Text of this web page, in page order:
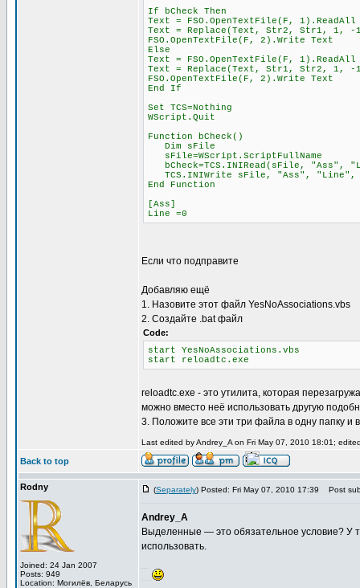
If bCheck Then
Text = FSO.OpenTextFile(F, 1).ReadAll
Text = Replace(Text, Str2, Str1, 1, -
FSO.OpenTextFile(F, 2).Write Text
Else
Text = FSO.OpenTextFile(F, 1).ReadAll
Text = Replace(Text, Str1, Str2, 1, -
FSO.OpenTextFile(F, 2).Write Text
End If
Set TCS=Nothing
WScript.Quit
Function bCheck()
Dim sFile
sFile=WScript.ScriptFullName
bCheck=TCS.INIRead(sFile, "Ass",
TCS.INIWrite sFile, "Ass", "Line",
End Function
[Ass]
Line =0
Если что подправите
Добавляю ещё
1. Назовите этот файл YesNoAssociations.vbs
2. Создайте .bat файл
Code:
start YesNoAssociations.vbs
start reloadtc.exe
reloadtc.exe - это утилита, которая
можно вместо неё использовать другую
3. Положите все эти три файла в одну папку и
Last edited by Andrey_A on Fri May 07, 2010 18:01;
Back to top
Rodny
Joined: 24 Jan 2007
Posts: 949
Location: Могилёв, Беларусь
(Separately) Posted: Fri May 07, 2010 17:39 Post
Andrey_A
Выделенные — это обязательное условие? У
использовать.